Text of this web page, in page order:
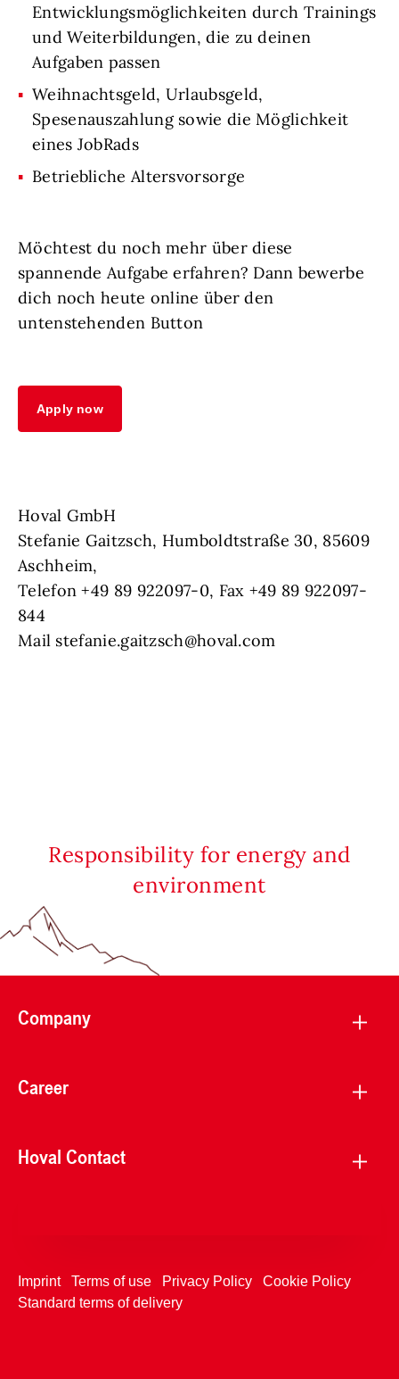
Entwicklungsmöglichkeiten durch Trainings
und Weiterbildungen, die zu deinen
Aufgaben passen
Weihnachtsgeld, Urlaubsgeld,
Spesenauszahlung sowie die Möglichkeit
eines JobRads
Betriebliche Altersvorsorge
Möchtest du noch mehr über diese
spannende Aufgabe erfahren? Dann bewerbe
dich noch heute online über den
untenstehenden Button
Apply now
Hoval GmbH
Stefanie Gaitzsch, Humboldtstraße 30, 85609
Aschheim,
Telefon +49 89 922097-0, Fax +49 89 922097-
844
Mail stefanie.gaitzsch@hoval.com
Responsibility for energy and
environment
Company
Career
Hoval Contact
Imprint Terms of use Privacy Policy
Cookie Policy
Standard terms of delivery